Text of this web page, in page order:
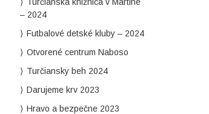
– 2024
Futbalové detské kluby – 2024
Otvorené centrum Naboso
Turčiansky beh 2024
Darujeme krv 2023
Hravo a bezpečne 2023